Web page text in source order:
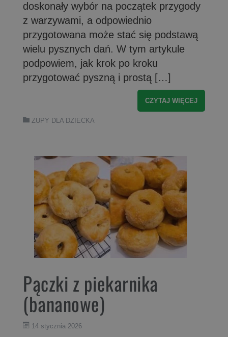
doskonały wybór na początek przygody
z warzywami, a odpowiednio
przygotowana może stać się podstawą
wielu pysznych dań. W tym artykule
podpowiem, jak krok po kroku
przygotować pyszną i prostą […]
CZYTAJ WIĘCEJ
ZUPY DLA DZIECKA
Pączki z piekarnika
(bananowe)
14 stycznia 2026